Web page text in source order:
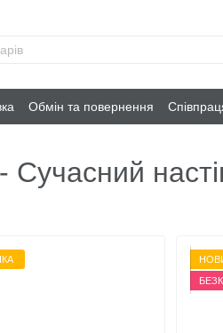
Обмін та повернення
Сучасний